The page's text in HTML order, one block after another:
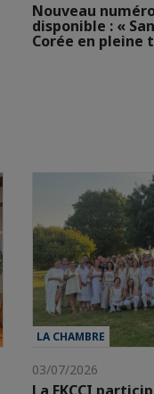
Nouveau
disponible : «
Corée en
LA CHAMBRE
03/07/2026